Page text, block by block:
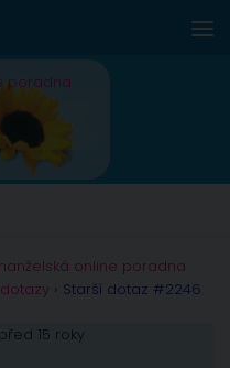
poradna
online poradna
› Starší dotaz #2246
15 roky